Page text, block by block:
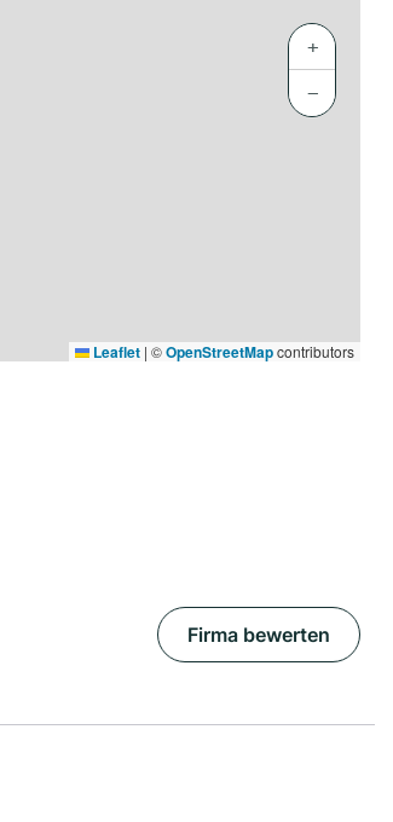
+
−
Leaflet | ©OpenStreetMapcontributors
Firma bewerten